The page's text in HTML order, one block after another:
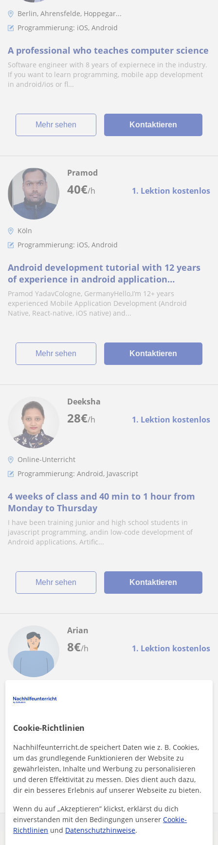
Berlin, Ahrensfelde, Hoppegar...
Programmierung: iOS, Android
A professional who teaches computer science
Software engineer with 8 years of expiernece in the industry.
If you want to learn programming, mobile app development
in android/ios or fl...
Mehr sehen Kontaktieren
40€/h 1. Lektion kostenlos
Pramod
Köln
Programmierung: iOS, Android
Android development tutorial with 12 years
of experience in android application
development
Pramod YadavCologne, GermanyHello,I’m 12+ years
experienced Mobile Application Development (Android
Native, React-native, iOS native) and...
Mehr sehen Kontaktieren
28€/h 1. Lektion kostenlos
Deeksha
Online-Unterricht
Programmierung: Android, Javascript
4 weeks of class and 40 min to 1 hour from
Monday to Thursday
I have been training junior and high school students in
javascript programming, andin low-code development of
Android applications, Artific...
Mehr sehen Kontaktieren
8€/h 1. Lektion kostenlos
Arian
Programmierung: Android
Mid-Senior Android (Java & Kotlin) und Flutter
Teilzeit jobs verfügbar
Mehr sehen Kontaktieren
Cookie-Richtlinien
Nachhilfeunterricht.de speichert Daten wie z. B. Cookies,
um das grundlegende Funktionieren der Website zu
gewährleisten, Inhalte und Werbung zu personalisieren
und deren Effektivität zu messen. Dies dient auch dazu,
dir ein besseres Erlebnis auf unserer Webseite zu bieten.
Wenn du auf „Akzeptieren” klickst, erklärst du dich
einverstanden mit den Bedingungen unsererCookie-
Richtlinien und Datenschutzhinweise.